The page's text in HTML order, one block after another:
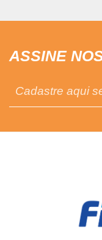
ASSINE